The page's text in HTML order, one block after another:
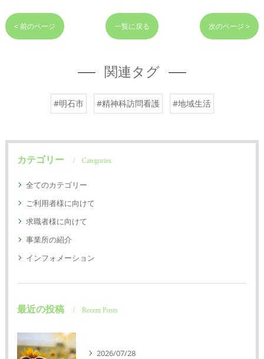
< 前のページ 一覧に戻る 次のページ >
関連タグ
#明石市 #精神科訪問看護 #地域生活
カテゴリー Categories
全てのカテゴリー
ご利用者様に向けて
求職者様に向けて
事業所の紹介
インフォメーション
最近の投稿 Recent Posts
2026/07/28